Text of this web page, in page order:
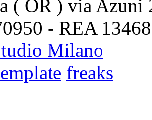
( OR ) via
- REA
Milano
freaks